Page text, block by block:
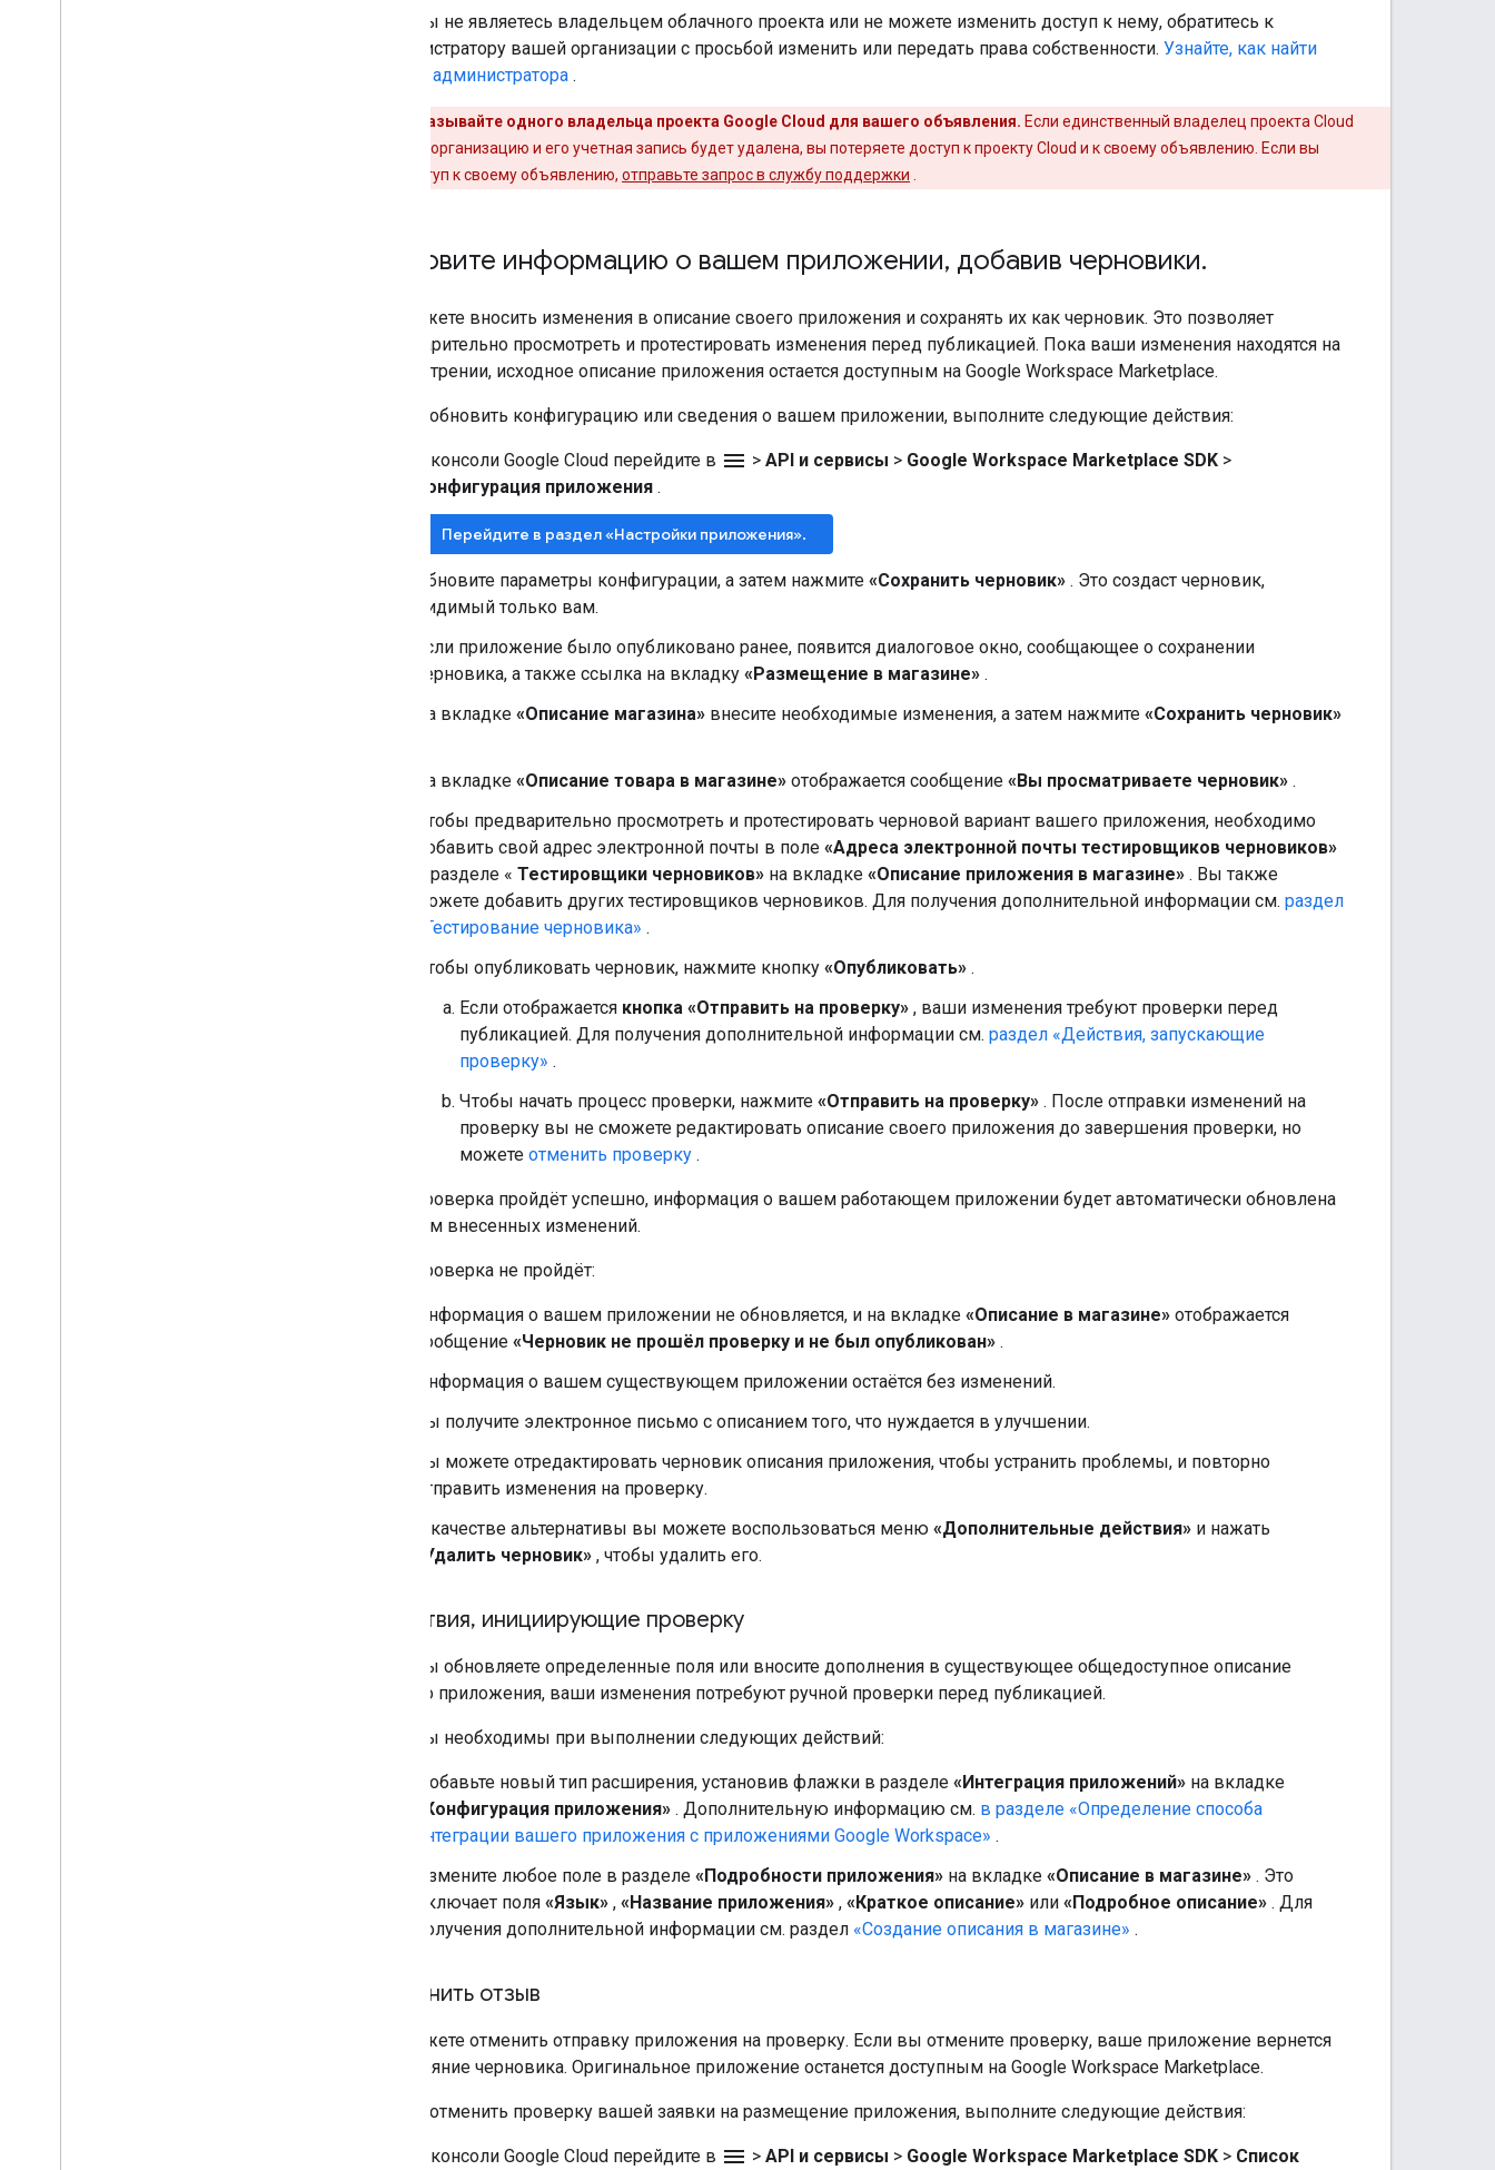
Если вы не являетесь владельцем облачного проекта или не можете изменить доступ к нему, обратитесь к
администратору вашей организации с просьбой изменить или передать права собственности. Узнайте, как найти
своего администратора .
Всегда указывайте одного владельца проекта Google Cloud для вашего объявления. Если единственный владелец проекта Cloud
покинет вашу организацию и его учетная запись будет удалена, вы потеряете доступ к проекту Cloud и к своему объявлению. Если вы
потеряли доступ к своему объявлению, отправьте запрос в службу поддержки
Обновите информацию о вашем приложении, добавив черновики.
Вы можете вносить изменения в описание своего приложения и сохранять их как черновик. Это позволяет
предварительно просмотреть и протестировать изменения перед публикацией. Пока ваши изменения находятся на
рассмотрении, исходное описание приложения остается доступным на Google Workspace Marketplace.
Чтобы обновить конфигурацию или сведения о вашем приложении, выполните следующие действия:
В консоли Google Cloud перейдите в menu > API и сервисы > Google Workspace Marketplace SDK >
Конфигурация приложения .
Перейдите в раздел «Настройки приложения».
Обновите параметры конфигурации, а затем нажмите «Сохранить черновик» . Это создаст черновик,
видимый только вам.
Если приложение было опубликовано ранее, появится диалоговое окно, сообщающее о сохранении
черновика, а также ссылка на вкладку «Размещение в магазине» .
На вкладке «Описание магазина» внесите необходимые изменения, а затем нажмите «Сохранить черновик»
На вкладке «Описание товара в магазине» отображается сообщение «Вы просматриваете черновик» .
Чтобы предварительно просмотреть и протестировать черновой вариант вашего приложения, необходимо
добавить свой адрес электронной почты в поле «Адреса электронной почты тестировщиков черновиков»
в разделе « Тестировщики черновиков» на вкладке «Описание приложения в магазине» . Вы также
можете добавить других тестировщиков черновиков. Для получения дополнительной информации см. раздел
«Тестирование черновика» .
Чтобы опубликовать черновик, нажмите кнопку «Опубликовать» .
Если отображается кнопка «Отправить на проверку» , ваши изменения требуют проверки перед
публикацией. Для получения дополнительной информации см. раздел «Действия, запускающие
проверку» .
Чтобы начать процесс проверки, нажмите «Отправить на проверку» . После отправки изменений на
проверку вы не сможете редактировать описание своего приложения до завершения проверки, но
можете отменить проверку .
Если проверка пройдёт успешно, информация о вашем работающем приложении будет автоматически обновлена ​​
с учётом внесенных изменений.
Если проверка не пройдёт:
Информация о вашем приложении не обновляется, и на вкладке «Описание в магазине» отображается
сообщение «Черновик не прошёл проверку и не был опубликован» .
Информация о вашем существующем приложении остаётся без изменений.
Вы получите электронное письмо с описанием того, что нуждается в улучшении.
Вы можете отредактировать черновик описания приложения, чтобы устранить проблемы, и повторно
отправить изменения на проверку.
В качестве альтернативы вы можете воспользоваться меню «Дополнительные действия» и нажать
«Удалить черновик» , чтобы удалить его.
Действия, инициирующие проверку
Если вы обновляете определенные поля или вносите дополнения в существующее общедоступное описание
вашего приложения, ваши изменения потребуют ручной проверки перед публикацией.
Отзывы необходимы при выполнении следующих действий:
Добавьте новый тип расширения, установив флажки в разделе «Интеграция приложений» на вкладке
«Конфигурация приложения» . Дополнительную информацию см. в разделе «Определение способа
интеграции вашего приложения с приложениями Google Workspace» .
Измените любое поле в разделе «Подробности приложения» на вкладке «Описание в магазине» . Это
включает поля «Язык» , «Название приложения» , «Краткое описание» или «Подробное описание» . Для
получения дополнительной информации см. раздел «Создание описания в магазине» .
Отменить отзыв
Вы можете отменить отправку приложения на проверку. Если вы отмените проверку, ваше приложение вернется
в состояние черновика. Оригинальное приложение останется доступным на Google Workspace Marketplace.
Чтобы отменить проверку вашей заявки на размещение приложения, выполните следующие действия:
В консоли Google Cloud перейдите в menu > API и сервисы > Google Workspace Marketplace SDK > Список